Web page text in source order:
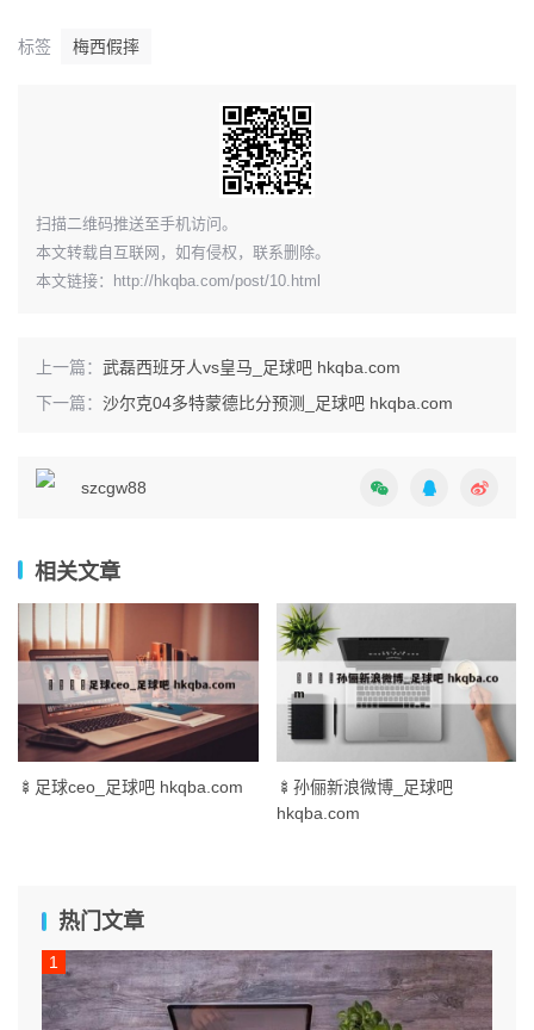
标签 梅西假摔
​扫描二维码推送至手机访问。
本文转载自互联网，如有侵权，联系删除。
本文链接： http://hkqba.com/post/10.html
上一篇： 武磊西班牙人vs皇马_足球吧 hkqba.com
下一篇： 沙尔克04多特蒙德比分预测_足球吧 hkqba.com
szcgw88
相关文章
🍢足球ceo_足球吧 hkqba.com
🍢孙俪新浪微博_足球吧
hkqba.com
热门文章